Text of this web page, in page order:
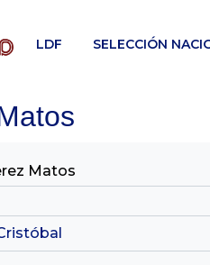
LDF SELECCIÓN
Matos